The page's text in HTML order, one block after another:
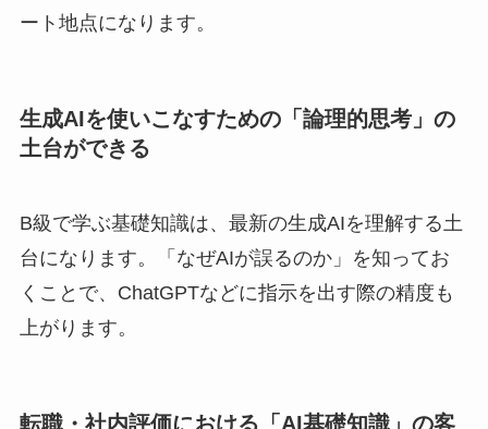
ート地点になります。
生成AIを使いこなすための「論理的思考」の
土台ができる
B級で学ぶ基礎知識は、最新の生成AIを理解する土
台になります。「なぜAIが誤るのか」を知ってお
くことで、ChatGPTなどに指示を出す際の精度も
上がります。
転職・社内評価における「AI基礎知識」の客